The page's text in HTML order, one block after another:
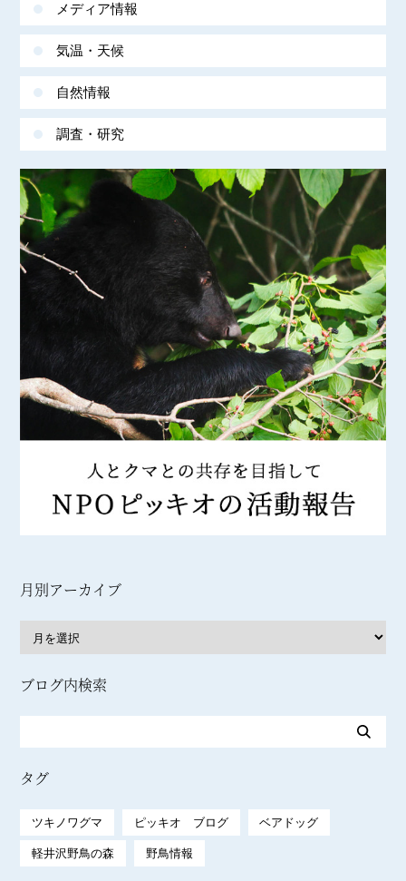
メディア情報
気温・天候
自然情報
調査・研究
月別アーカイブ
ブログ内検索
タグ
ツキノワグマ ピッキオ ブログ ベアドッグ
軽井沢野鳥の森 野鳥情報